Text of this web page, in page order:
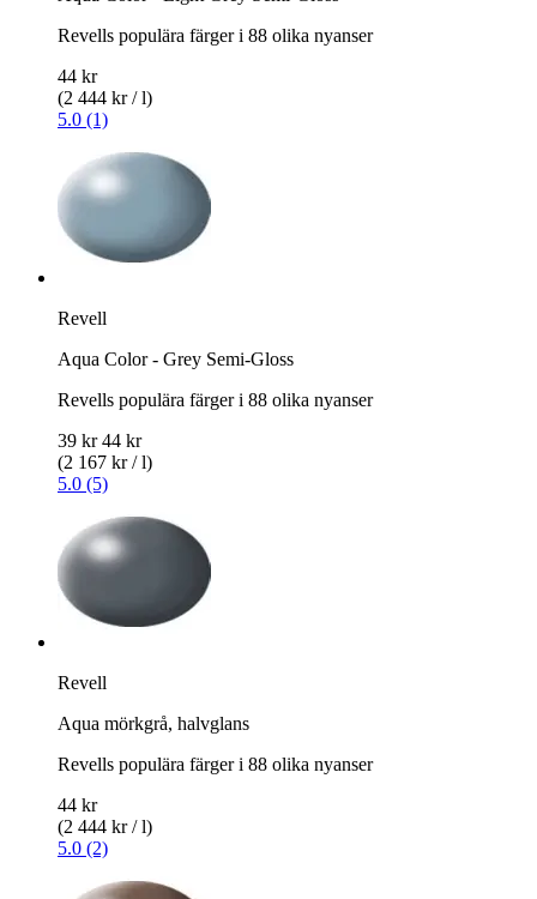
Revells populära färger i 88 olika nyanser
44 kr
(2 444 kr / l)
5.0 (1)
Revell
Aqua Color - Grey Semi-Gloss
Revells populära färger i 88 olika nyanser
39 kr 44 kr
(2 167 kr / l)
5.0 (5)
Revell
Aqua mörkgrå, halvglans
Revells populära färger i 88 olika nyanser
44 kr
(2 444 kr / l)
5.0 (2)